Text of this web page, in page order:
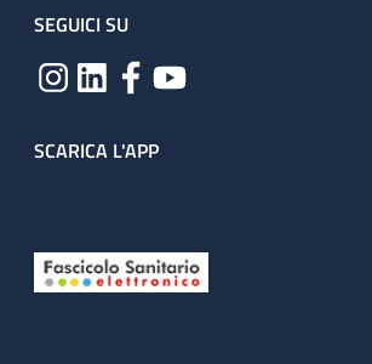
SEGUICI SU
SCARICA L'APP